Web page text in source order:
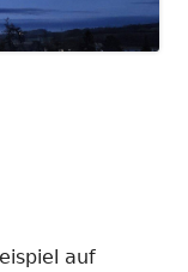
auf